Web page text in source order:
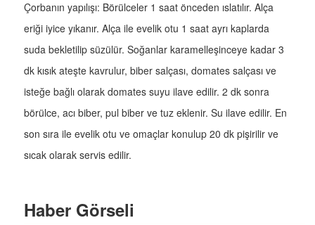
Çorbanın yapılışı: Börülceler 1 saat önceden ıslatılır. Alça
eriği iyice yıkanır. Alça ile evelik otu 1 saat ayrı kaplarda
suda bekletilip süzülür. Soğanlar karamelleşinceye kadar 3
dk kısık ateşte kavrulur, biber salçası, domates salçası ve
isteğe bağlı olarak domates suyu ilave edilir. 2 dk sonra
börülce, acı biber, pul biber ve tuz eklenir. Su ilave edilir. En
son sıra ile evelik otu ve omaçlar konulup 20 dk pişirilir ve
sıcak olarak servis edilir.
Haber Görseli